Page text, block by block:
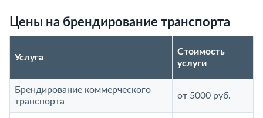
Цены на брендирование транспорта
Услуга
Стоимость
услуги
Брендирование коммерческого
транспорта
от 5000 руб.